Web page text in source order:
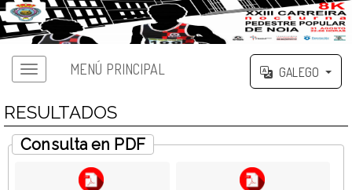
MENÚ PRINCIPAL GALEGO
RESULTADOS
Consulta en PDF